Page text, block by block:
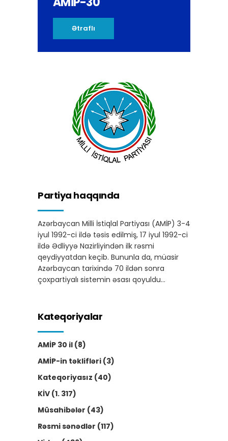
Ətraflı
Partiya haqqında
Azərbaycan Milli İstiqlal Partiyası (AMİP) 3-4
iyul 1992-ci ildə təsis edilmiş, 17 iyul 1992-ci
ildə Ədliyyə Nazirliyindən ilk rəsmi
qeydiyyatdan keçib. Bununla da, müasir
Azərbaycan tarixində 70 ildən sonra
çoxpartiyalı sistemin əsası qoyuldu…
Kateqoriyalar
AMİP 30 il (8)
AMİP-in təklifləri (3)
Kateqoriyasız (40)
KİV (1. 317)
Müsahibələr (43)
Rəsmi sənədlər (117)